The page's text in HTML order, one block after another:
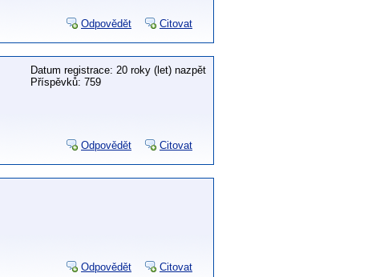
Odpovědět Citovat
Datum registrace: 20 roky (let) nazpět
Příspěvků: 759
Odpovědět Citovat
Odpovědět Citovat